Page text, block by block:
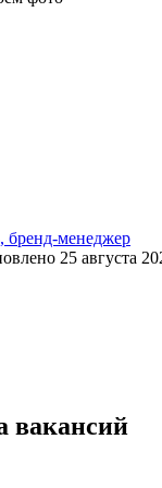
бренд-менеджер
25 августа
вакансий